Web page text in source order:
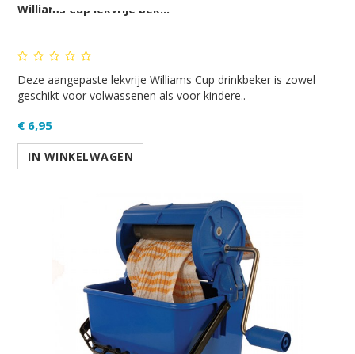
Williams Cup lekvrije bek...
Deze aangepaste lekvrije Williams Cup drinkbeker is zowel
geschikt voor volwassenen als voor kindere..
€ 6,95
IN WINKELWAGEN